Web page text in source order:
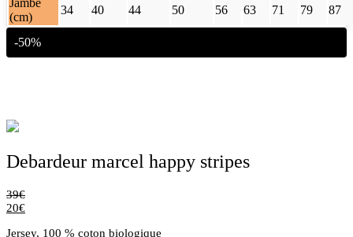
(cm)
34 40 44 50 56 63 71 79 87
-50%
Debardeur marcel happy stripes
39€
20€
Jersey, 100 % coton biologique